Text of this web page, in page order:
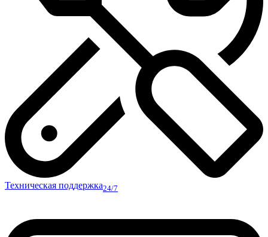
Техническая поддержка24/7